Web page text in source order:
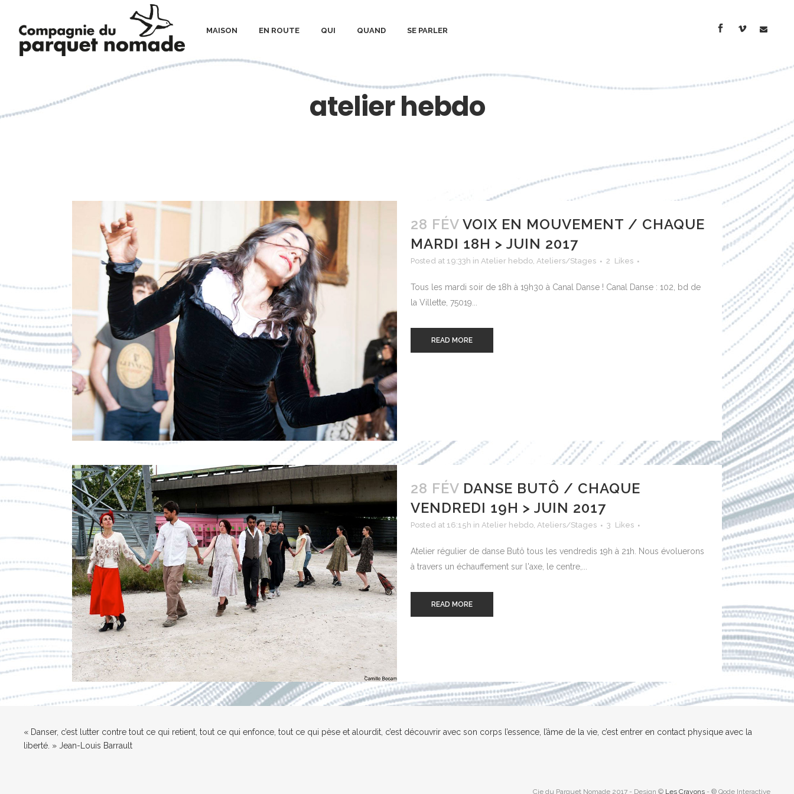
MAISON EN ROUTE QUI QUAND SE PARLER
atelier hebdo
28 FÉV VOIX EN MOUVEMENT / CHAQUE
MARDI 18H > JUIN 2017
Posted at 19:33h in Atelier hebdo, Ateliers/Stages 2 Likes
Tous les mardi soir de 18h à 19h30 à Canal Danse ! Canal Danse : 102, bd de
la Villette, 75019...
READ MORE
28 FÉV DANSE BUTÔ / CHAQUE
VENDREDI 19H > JUIN 2017
Posted at 16:15h in Atelier hebdo Ateliers/Stages 3 Likes
Atelier régulier de danse Butô tous les vendredis 19h à 21h. Nous évoluerons
à travers un échauffement sur l'axe, le centre,...
READ MORE
« Danser, c’est lutter contre tout ce qui retient, tout ce qui enfonce, tout ce qui pèse et alourdit, c’est découvrir avec son corps l’essence, l’âme de la vie, c’est entrer en contact physique avec la
liberté. » Jean-Louis Barrault
Cie du Parquet Nomade 2017 - Design © Les Crayons - ® Qode Interactive